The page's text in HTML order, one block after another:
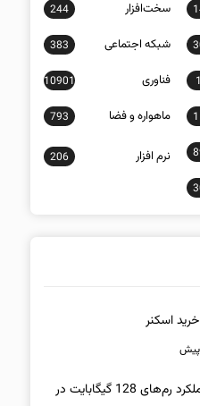
سخت‌افزار 244
شبكه اجتماعی 383
فناوری 10901
ماهواره و فضا 793
نرم افزار 206
اسکنر
تحلیل عملکرد رم‌های 128 گیگابایت در